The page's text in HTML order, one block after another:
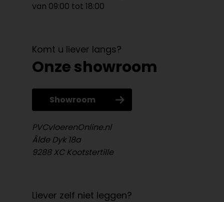
van 09:00 tot 18:00
Komt u liever langs?
Onze showroom
Showroom
PVCvloerenOnline.nl
Âlde Dyk 18a
9288 XC Kootstertille
Liever zelf niet leggen?